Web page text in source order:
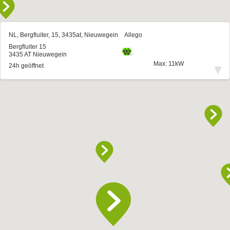
NL, Bergfluiter, 15, 3435at, Nieuwegein
Allego
Bergfluiter 15
3435 AT Nieuwegein
24h geöffnet
Max: 11kW ▾